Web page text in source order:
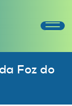
Foz do